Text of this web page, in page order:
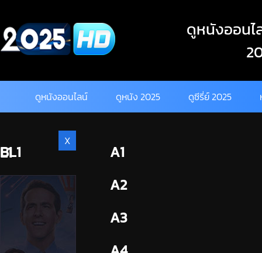
content
ดูหนังออนไ
ดูหนังออนไลน์ ดูหนัง 2025 ดูซีรี่ย์ 2025
BL1
BL2
A1
A2
A3
X
L1